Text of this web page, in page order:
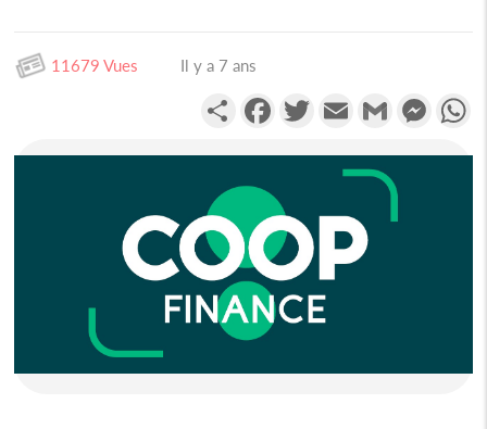
11679 Vues Il y a 7 ans
PartagerFacebookTwitterEmail Gmail